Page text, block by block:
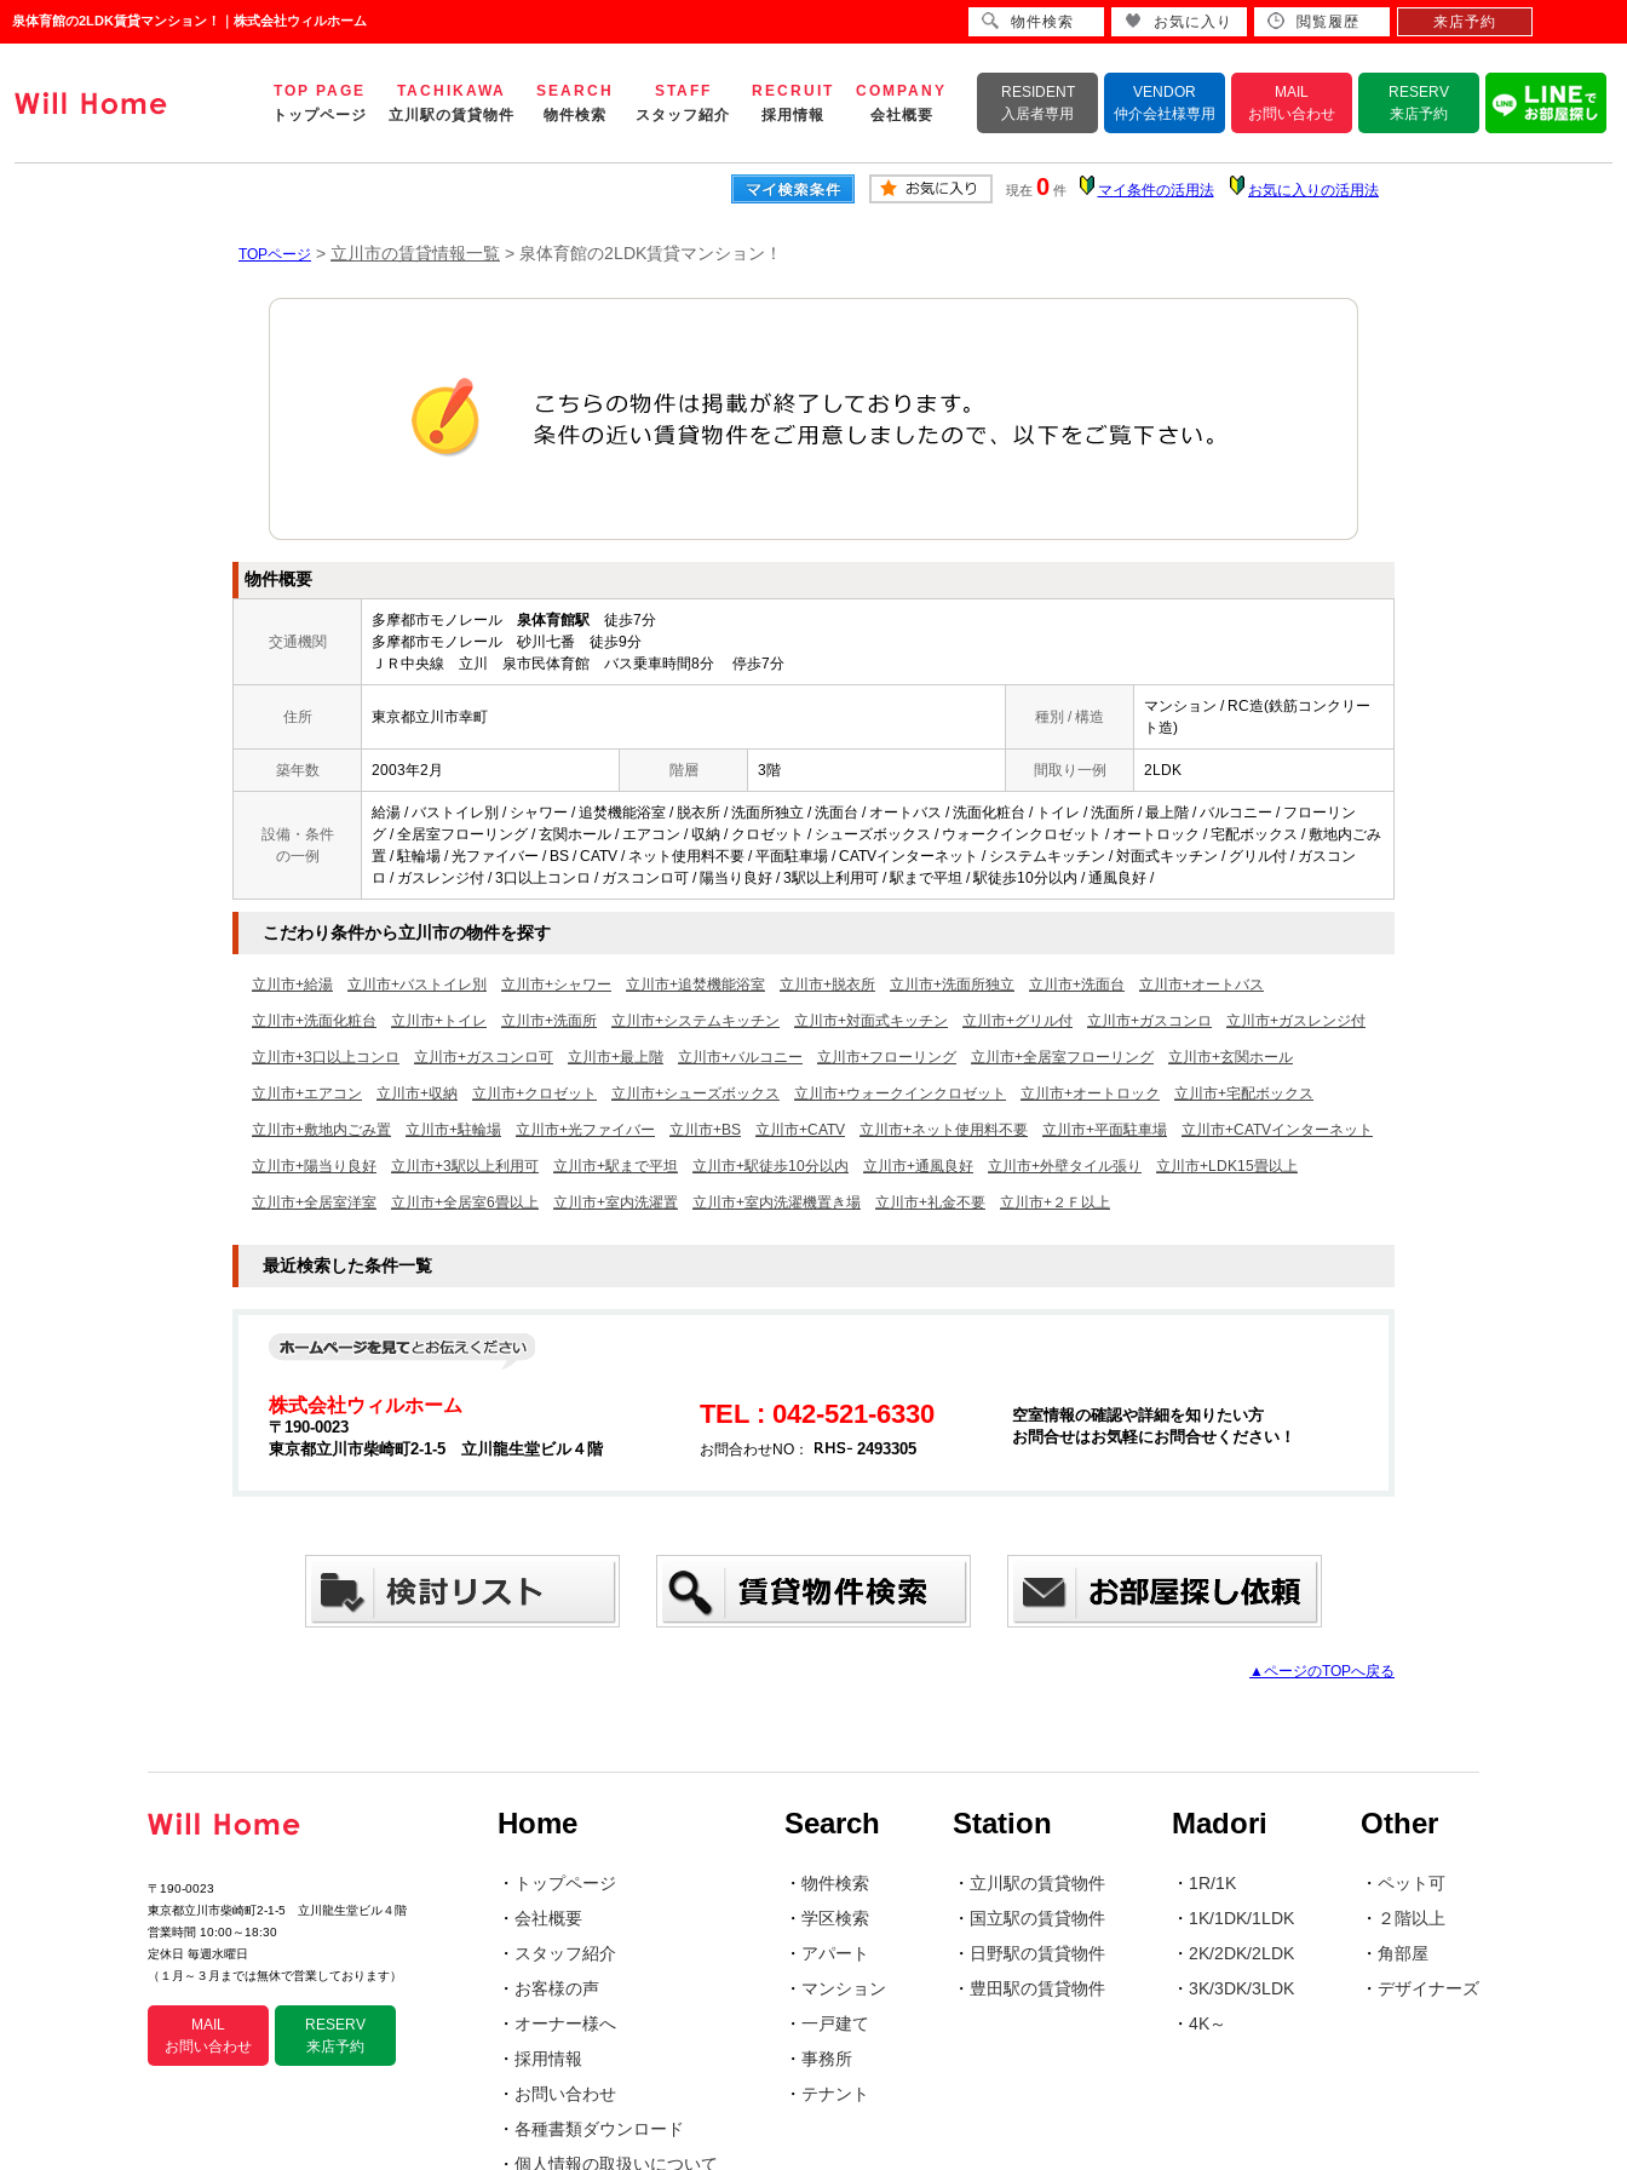
泉体育館の2LDK賃貸マンション！｜株式会社ウィルホーム
TOP PAGE
トップページ
TACHIKAWA
立川駅の賃貸物件
SEARCH
物件検索
STAFF
スタッフ紹介
RECRUIT
採用情報
COMPANY
会社概要
RESIDENT
入居者専用
VENDOR
仲介会社様専用
MAIL
お問い合わせ
RESERV
来店予約
現在 0 件 マイ条件の活用法 お気に入りの活用法
TOPページ > 立川市の賃貸情報一覧 > 泉体育館の2LDK賃貸マンション！
物件概要
交通機関
多摩都市モノレール 泉体育館駅 徒歩7分
多摩都市モノレール 砂川七番 徒歩9分
ＪＲ中央線 立川 泉市民体育館 バス乗車時間8分 停歩7分
住所 東京都立川市幸町 種別 / 構造
マンション / RC造(鉄筋コンクリー
ト造)
築年数 2003年2月 階層 3階 間取り一例 2LDK
設備・条件
の一例
給湯 / バストイレ別 / シャワー / 追焚機能浴室 / 脱衣所 / 洗面所独立 / 洗面台 / オートバス / 洗面化粧台 / トイレ / 洗面所 / 最上階 / バルコニー / フローリン
グ / 全居室フローリング / 玄関ホール / エアコン / 収納 / クロゼット / シューズボックス / ウォークインクロゼット / オートロック / 宅配ボックス / 敷地内ごみ
置 / 駐輪場 / 光ファイバー / BS / CATV / ネット使用料不要 / 平面駐車場 / CATVインターネット / システムキッチン / 対面式キッチン / グリル付 / ガスコン
ロ / ガスレンジ付 / 3口以上コンロ / ガスコンロ可 / 陽当り良好 / 3駅以上利用可 / 駅まで平坦 / 駅徒歩10分以内 / 通風良好 /
こだわり条件から立川市の物件を探す
立川市+給湯 立川市+バストイレ別 立川市+シャワー 立川市+追焚機能浴室 立川市+脱衣所 立川市+洗面所独立 立川市+洗面台 立川市+オートバス
立川市+洗面化粧台 立川市+トイレ 立川市+洗面所 立川市+システムキッチン 立川市+対面式キッチン 立川市+グリル付 立川市+ガスコンロ 立川市+ガスレンジ付
立川市+3口以上コンロ 立川市+ガスコンロ可 立川市+最上階 立川市+バルコニー 立川市+フローリング 立川市+全居室フローリング 立川市+玄関ホール
立川市+エアコン 立川市+収納 立川市+クロゼット 立川市+シューズボックス 立川市+ウォークインクロゼット 立川市+オートロック 立川市+宅配ボックス
立川市+敷地内ごみ置 立川市+駐輪場 立川市+光ファイバー 立川市+BS 立川市+CATV 立川市+ネット使用料不要 立川市+平面駐車場 立川市+CATVインターネット
立川市+陽当り良好 立川市+3駅以上利用可 立川市+駅まで平坦 立川市+駅徒歩10分以内 立川市+通風良好 立川市+外壁タイル張り 立川市+LDK15畳以上
立川市+全居室洋室 立川市+全居室6畳以上 立川市+室内洗濯置 立川市+室内洗濯機置き場 立川市+礼金不要 立川市+２Ｆ以上
最近検索した条件一覧
株式会社ウィルホーム
〒190-0023
東京都立川市柴崎町2-1-5 立川龍生堂ビル４階
TEL : 042-521-6330
お問合わせNO： 2493305
空室情報の確認や詳細を知りたい方
お問合せはお気軽にお問合せください！
▲ページのTOPへ戻る
〒190-0023
東京都立川市柴崎町2-1-5 立川龍生堂ビル４階
営業時間 10:00～18:30
定休日 毎週水曜日
（１月～３月までは無休で営業しております）
MAIL
お問い合わせ
RESERV
来店予約
Home
・
トップページ
・ 会社概要
・ スタッフ紹介
・ お客様の声
・ オーナー様へ
・ 採用情報
・ お問い合わせ
・ 各種書類ダウンロード
・ 個人情報の取扱いについて
Search
・ 物件検索
・ 学区検索
・ アパート
・ マンション
・ 一戸建て
・ 事務所
・ テナント
Station
・ 立川駅の賃貸物件
・ 国立駅の賃貸物件
・ 日野駅の賃貸物件
・ 豊田駅の賃貸物件
Madori
・ 1R/1K
・ 1K/1DK/1LDK
・ 2K/2DK/2LDK
・ 3K/3DK/3LDK
・ 4K～
Other
・ ペット可
・ ２階以上
・ 角部屋
・ デザイナーズ
物件検索 お気に入り 閲覧履歴 来店予約